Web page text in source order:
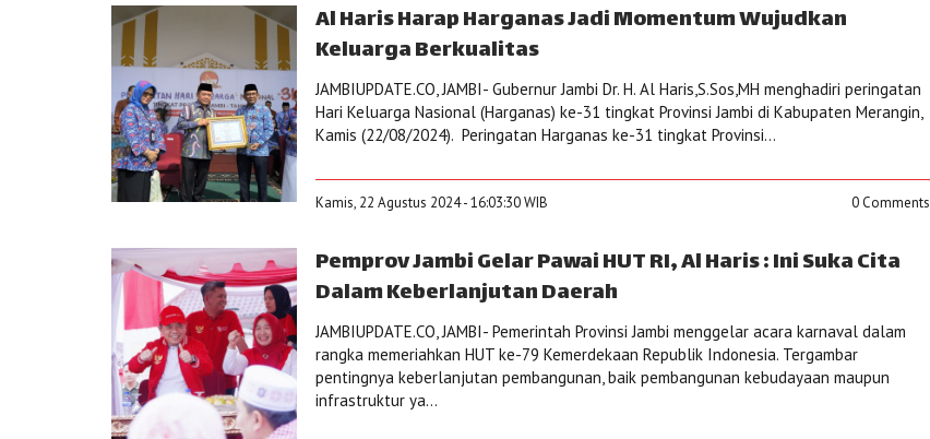
Al Haris Harap Harganas Jadi Momentum Wujudkan
Keluarga Berkualitas
JAMBIUPDATE.CO, JAMBI- Gubernur Jambi Dr. H. Al Haris,S.Sos,MH menghadiri peringatan
Hari Keluarga Nasional (Harganas) ke-31 tingkat Provinsi Jambi di Kabupaten Merangin,
Kamis (22/08/2024). Peringatan Harganas ke-31 tingkat Provinsi...
Kamis, 22 Agustus 2024 - 16:03:30 WIB 0 Comments
Pemprov Jambi Gelar Pawai HUT RI, Al Haris : Ini Suka Cita
Dalam Keberlanjutan Daerah
JAMBIUPDATE.CO, JAMBI- Pemerintah Provinsi Jambi menggelar acara karnaval dalam
rangka memeriahkan HUT ke-79 Kemerdekaan Republik Indonesia. Tergambar
pentingnya keberlanjutan pembangunan, baik pembangunan kebudayaan maupun
infrastruktur ya...